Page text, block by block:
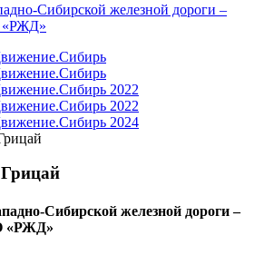
Сибирской железной дороги –
«РЖД»
2022
2022
2024
Сибирской железной дороги –
«РЖД»